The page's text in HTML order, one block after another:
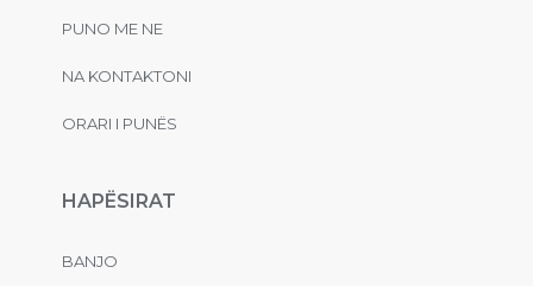
PUNO ME NE
NA KONTAKTONI
ORARI I PUNËS
HAPËSIRAT
BANJO